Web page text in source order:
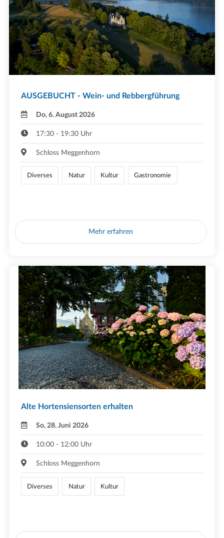
AUSGEBUCHT - Wein- und Rebbergführung
Do, 6. August 2026
17:30 - 19:30 Uhr
Schloss Meggenhorn
Diverses Natur Kultur Gastronomie
Mehr erfahren
Alte Hortensiensorten erhalten
So, 28. Juni 2026
10:00 - 12:00 Uhr
Schloss Meggenhorn
Diverses Natur Kultur